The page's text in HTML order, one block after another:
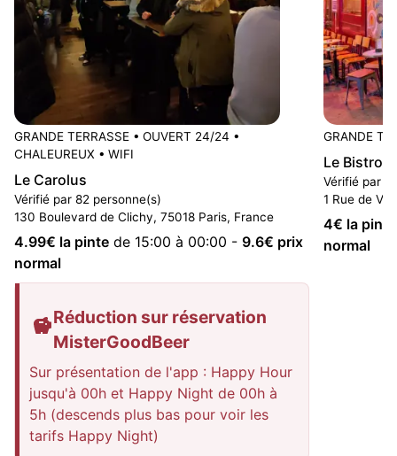
GRANDE TERRASSE • OUVERT 24/24 •
CHALEUREUX • WIFI
Le Carolus
Vérifié par 82 personne(s)
130 Boulevard de Clichy, 75018 Paris, France
4.99€ la pinte de 15:00 à 00:00 - 9.6€ prix
normal
Réduction sur réservation
MisterGoodBeer
Sur présentation de l'app : Happy Hour
jusqu'à 00h et Happy Night de 00h à
5h (descends plus bas pour voir les
tarifs Happy Night)
GRANDE
Le Bistro
Vérifié par
1 Rue de
4€ la pinte
normal